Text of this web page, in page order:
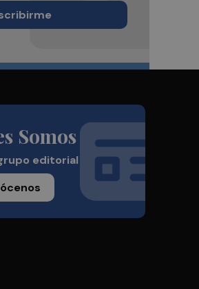
Somos
editorial